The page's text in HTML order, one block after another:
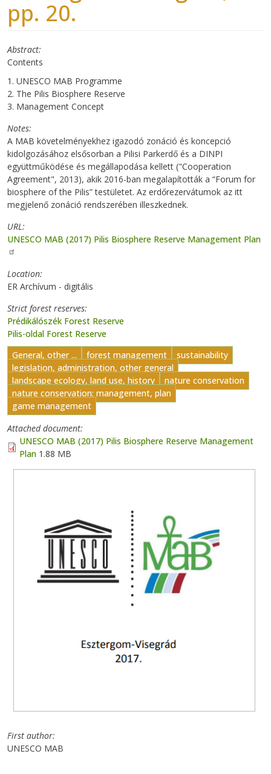
pp. 20.
Abstract
Contents
1. UNESCO MAB Programme
2. The Pilis Biosphere Reserve
3. Management Concept
Notes
A MAB követelményekhez igazodó zonáció és koncepció
kidolgozásához elsősorban a Pilisi Parkerdő és a DINPI
együttműködése és megállapodása kellett ("Cooperation
Agreement", 2013), akik 2016-ban megalapították a “Forum for
biosphere of the Pilis” testületet. Az erdőrezervátumok az itt
megjelenő zonáció rendszerében illeszkednek.
URL
UNESCO MAB (2017) Pilis Biosphere Reserve Management Plan
Location
ER Archívum - digitális
Strict forest reserves
Prédikálószék Forest Reserve
Pilis-oldal Forest Reserve
General, other ...
forest management
sustainability
legislation, administration, other general
landscape ecology, land use, history
nature conservation
nature conservation: management, plan
game management
Attached document
UNESCO MAB (2017) Pilis Biosphere Reserve Management
Plan 1.88 MB
First author
UNESCO MAB